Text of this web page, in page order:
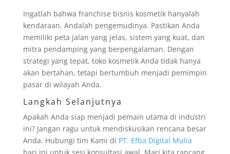
Ingatlah bahwa franchise bisnis kosmetik hanyalah
kendaraan. Andalah pengemudinya. Pastikan Anda
memiliki peta jalan yang jelas, sistem yang kuat, dan
mitra pendamping yang berpengalaman. Dengan
strategi yang tepat, toko kosmetik Anda tidak hanya
akan bertahan, tetapi bertumbuh menjadi pemimpin
pasar di wilayah Anda.
Langkah Selanjutnya
Apakah Anda siap menjadi pemain utama di industri
ini? Jangan ragu untuk mendiskusikan rencana besar
Anda. Hubungi tim Kami di PT. Efba Digital Mulia